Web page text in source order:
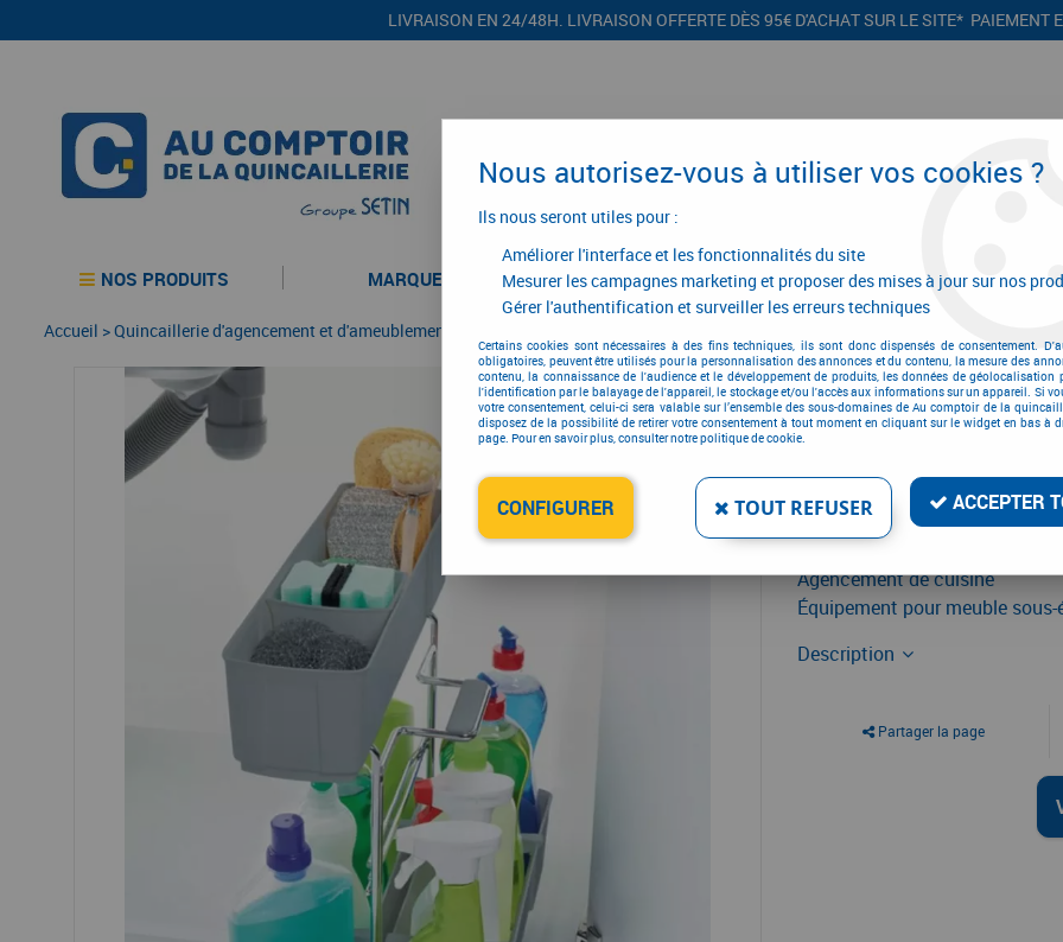
LIVRAISON EN 24/48H. LIVRAISON OFFERTE DÈS 95€ D'ACHAT SUR LE SITE* PAIEMENT
NOS PRODUITS MARQUES CONFIGURATEURS PROMOTIONS
Accueil >Quincaillerie d'agencement et d'ameublement
PANIER CLEANING AGENT
Réf. :17077
196,79 €TTC
Agencement de cuisine
Équipement pour meuble sous-
Description
Partager la page
Nous autorisez-vous à utiliser vos cookies ?
Ils nous seront utiles pour :
Améliorer l'interface et les fonctionnalités du site
Mesurer les campagnes marketing et proposer des mises à jour sur nos
Gérer l'authentification et surveiller les erreurs techniques
Certains cookies sont nécessaires à des fins techniques, ils sont donc dispensés de consentement.
obligatoires, peuvent être utilisés pour la personnalisation des annonces et du contenu, la mesure des
contenu, la connaissance de l'audience et le développement de produits, les données de géolocalisation
l'identification par le balayage de l'appareil, le stockage et/ou l'accès aux informations sur un appareil. Si
votre consentement, celui-ci sera valable sur l’ensemble des sous-domaines de Au comptoir de la
disposez de la possibilité de retirer votre consentement à tout moment en cliquant sur le widget en bas à
page. Pour en savoir plus, consulter notre politique de cookie.
CONFIGURER TOUT REFUSER ACCEPTER